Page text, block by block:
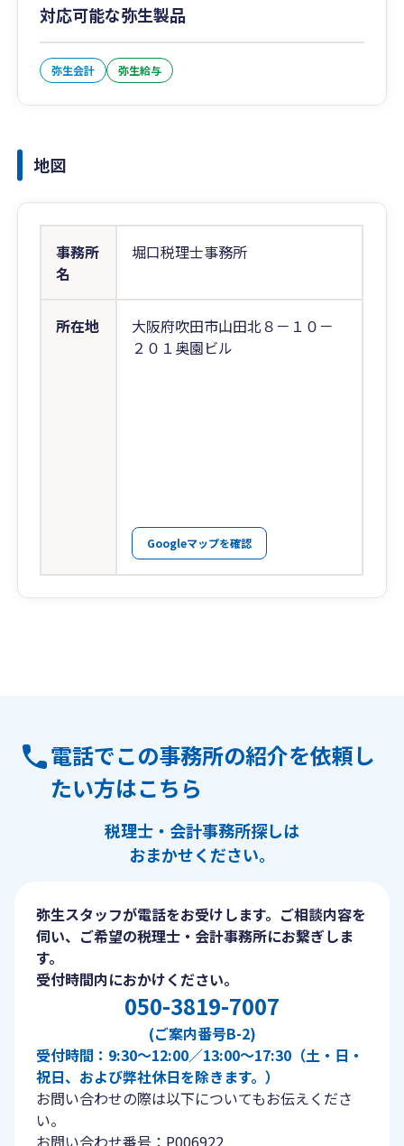
対応可能な弥生製品
弥生会計 弥生給与
地図
事務所
名
堀口税理士事務所
所在地
大阪府吹田市山田北８－１０－
２０１奥園ビル
Googleマップを確認
電話でこの事務所の紹介を依頼し
たい方はこちら
税理士・会計事務所探しは
おまかせください。
弥生スタッフが電話をお受けします。ご相談内容を
伺い、ご希望の税理士・会計事務所にお繋ぎしま
す。
受付時間内におかけください。
050-3819-7007
(ご案内番号B-2)
受付時間：9:30〜12:00／13:00〜17:30（土・日・
祝日、および弊社休日を除きます。）
お問い合わせの際は以下についてもお伝えくださ
い。
お問い合わせ番号：P006922